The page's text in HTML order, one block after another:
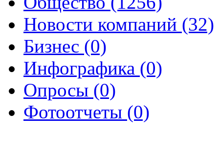
Новости компаний (32)
Бизнес (0)
Инфографика (0)
Опросы (0)
Фотоотчеты (0)